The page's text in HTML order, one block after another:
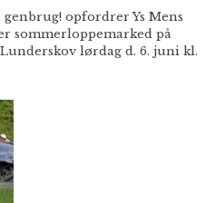
opfordrer Ys Mens
sommerloppemarked på
lørdag d. 6. juni kl.